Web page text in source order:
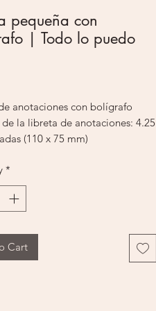
pequeña con
| Todo lo puedo
anotaciones con bolígrafo
de la libreta de anotaciones: 4.25
(110 x 75 mm)
bolígrafo: 4.25 pulgadas (110
individual
*
Cart